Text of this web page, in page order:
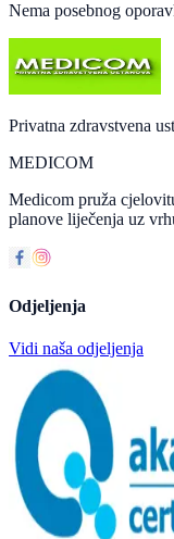
Nema posebnog
Privatna zdravstvena
MEDICOM
Medicom pruža
planove liječenja uz
Odjeljenja
Vidi naša odjeljenja